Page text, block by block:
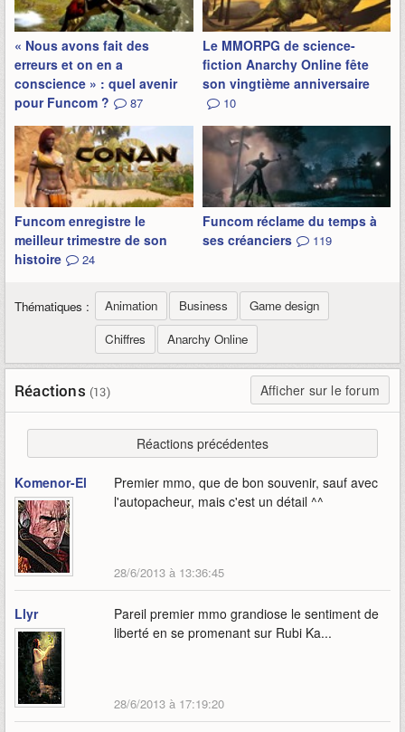
« Nous avons fait des
erreurs et on en a
conscience » : quel avenir
pour Funcom ?
87
Le MMORPG de science-
fiction Anarchy Online fête
son vingtième anniversaire
10
Funcom enregistre le
meilleur trimestre de son
histoire
24
Funcom réclame du temps à
ses créanciers
119
Thématiques : Animation Business
Game design
Chiffres
Anarchy Online
Réactions (13) Afficher sur le forum
Réactions précédentes
Komenor-El
Premier mmo, que de bon souvenir, sauf avec
l'autopacheur, mais c'est un détail ^^
28/6/2013 à 13:36:45
Llyr
Pareil premier mmo grandiose le sentiment de
liberté en se promenant sur Rubi Ka...
28/6/2013 à 17:19:20